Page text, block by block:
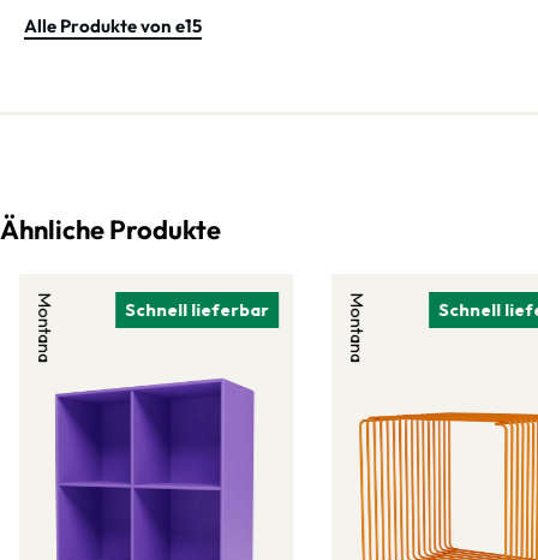
Alle Produkte von e15
Ähnliche Produkte
Schnell lieferbar
Montana Schnell
Montana